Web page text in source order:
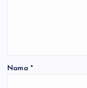
Nama *